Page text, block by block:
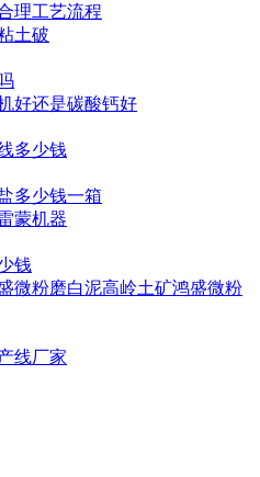
理工艺流程
土破
好还是碳酸钙好
多少钱
多少钱一箱
蒙机器
钱
微粉磨白泥高岭土矿鸿盛微粉
线厂家